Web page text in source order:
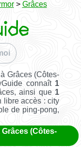
> Grâces
Grâces (Côtes-
connaît 1
ainsi que 1
libre accès : city
de ping-pong,
(Côtes-